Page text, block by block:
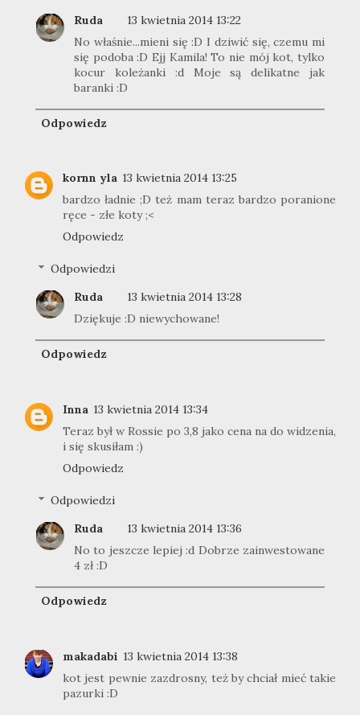
Ruda
13 kwietnia 2014 13:22
No właśnie...mieni się :D I dziwić się, czemu mi
się podoba :D Ejj Kamila! To nie mój kot, tylko
kocur koleżanki :d Moje są delikatne jak
baranki :D
Odpowiedz
kornn yla 13 kwietnia 2014 13:25
bardzo ładnie ;D też mam teraz bardzo poranione
ręce - złe koty ;<
Odpowiedz
Odpowiedzi
Ruda
13 kwietnia 2014 13:28
Dziękuje :D niewychowane!
Odpowiedz
Inna 13 kwietnia 2014 13:34
Teraz był w Rossie po 3,8 jako cena na do widzenia,
i się skusiłam :)
Odpowiedz
Odpowiedzi
Ruda
13 kwietnia 2014 13:36
No to jeszcze lepiej :d Dobrze zainwestowane
4 zł :D
Odpowiedz
makadabi 13 kwietnia 2014 13:38
kot jest pewnie zazdrosny, też by chciał mieć takie
pazurki :D